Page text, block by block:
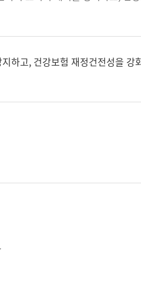
하고, 건강보험 재정건전성을 강